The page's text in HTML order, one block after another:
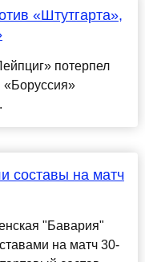
«Штутгарта»,
потерпел
«Боруссия»
составы на матч
"Бавария"
на матч 30-